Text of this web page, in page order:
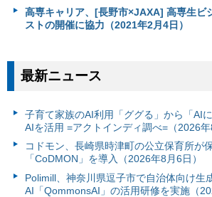
高専キャリア、[長野市×JAXA] 高専生ビ
ストの開催に協力（2021年2月4日）
最新ニュース
子育て家族のAI利用「ググる」から「AI
AIを活用 =アクトインディ調べ=（2026年
コドモン、長崎県時津町の公立保育所が
「CoDMON」を導入（2026年8月6日）
Polimill、神奈川県逗子市で自治体向け生
AI「QommonsAI」の活用研修を実施（